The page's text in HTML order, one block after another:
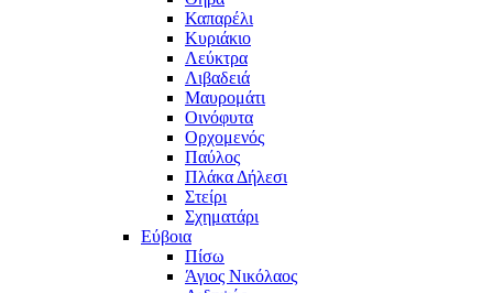
Καπαρέλι
Κυριάκιο
Λεύκτρα
Λιβαδειά
Μαυρομάτι
Οινόφυτα
Ορχομενός
Παύλος
Πλάκα Δήλεσι
Στείρι
Σχηματάρι
Εύβοια
Πίσω
Άγιος Νικόλαος